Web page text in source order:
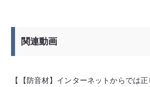
関連動画
【【防音材】インターネットからでは